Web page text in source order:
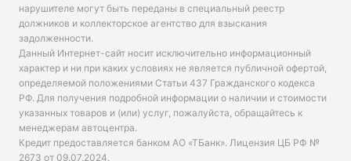
нарушителе могут быть переданы в специальный реестр
должников и коллекторское агентство для взыскания
задолженности.
Данный Интернет-сайт носит исключительно информационный
характер и ни при каких условиях не является публичной офертой,
определяемой положениями Статьи 437 Гражданского кодекса
РФ. Для получения подробной информации о наличии и стоимости
указанных товаров и (или) услуг, пожалуйста, обращайтесь к
менеджерам автоцентра.
Кредит предоставляется банком АО «ТБанк». Лицензия ЦБ РФ №
2673 от 09.07.2024.